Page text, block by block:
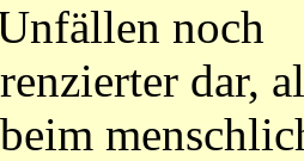
noch
dar,